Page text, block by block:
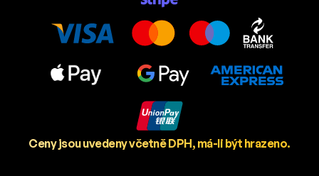
Ceny jsou uvedeny včetně DPH, má-li být hrazeno.